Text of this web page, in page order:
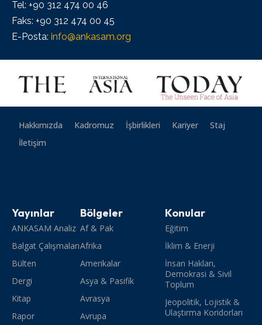
Tel: +90 312 474 00 46
Faks: +90 312 474 00 45
E-Posta: info@ankasam.org
Hakkımızda Kadromuz İşbirlikleri Kariyer
Staj
İletişim
Yayınlar
ANKASAM Analiz
Balgat Çalışmaları
Bülten
Dergi
Kitap
Rapor
Bölgeler
Af & Pak
Afrika
Amerikalar
Asya & Pasifik
Avrasya
Avrupa
Konular
Eğitim
İklim & Enerji
İnsan Hakları,
Demokrasi & Sivil
Toplum
Jeopolitik, Lojistik &
Ulaştırma Koridorları